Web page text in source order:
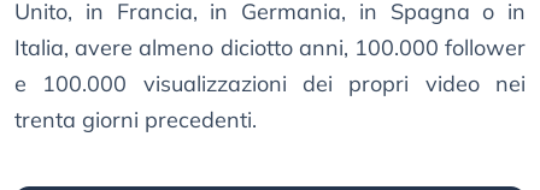
Unito, in Francia, in Germania, in Spagna o in
Italia, avere almeno diciotto anni, 100.000 follower
e 100.000 visualizzazioni dei propri video nei
trenta giorni precedenti.